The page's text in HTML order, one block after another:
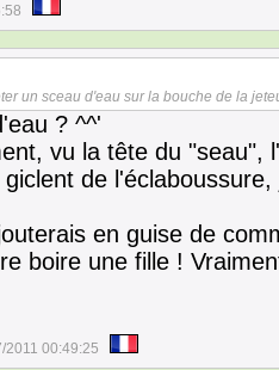
un sceau d'eau sur la bouche de la
? ^^'
vu la tête du "seau",
de
en guise de
boire une fille !
2011 00:49:25